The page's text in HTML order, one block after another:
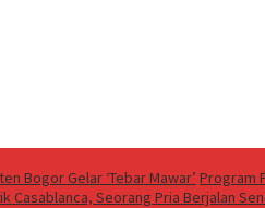
Bogor Gelar ‘Tebar Mawar’ Program
Casablanca, Seorang Pria Berjalan